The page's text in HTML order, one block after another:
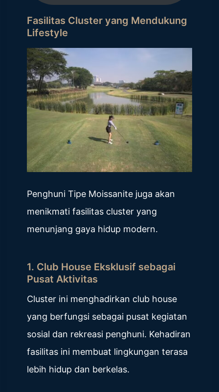
Fasilitas Cluster yang Mendukung
Lifestyle
Penghuni Tipe Moissanite juga akan
menikmati fasilitas cluster yang
menunjang gaya hidup modern.
1. Club House Eksklusif sebagai
Pusat Aktivitas
Cluster ini menghadirkan club house
yang berfungsi sebagai pusat kegiatan
sosial dan rekreasi penghuni. Kehadiran
fasilitas ini membuat lingkungan terasa
lebih hidup dan berkelas.